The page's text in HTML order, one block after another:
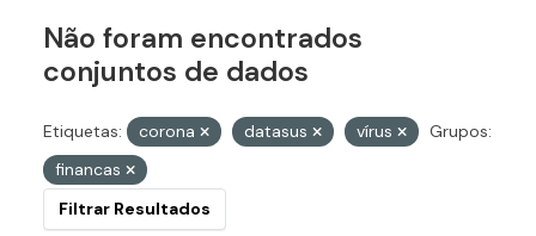
Não foram encontrados
conjuntos de dados
Etiquetas: corona datasus vírus
Grupos:
financas
Filtrar Resultados